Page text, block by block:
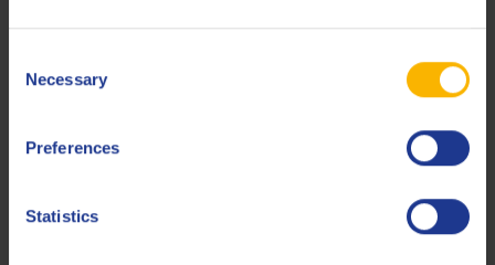
Selection
Necessary
Preferences
Statistics
Q8 Mozart SHPD 15W-40